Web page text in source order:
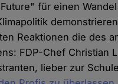
für einen
Reaktionen die des
FDP-Chef Christian
lieber zur